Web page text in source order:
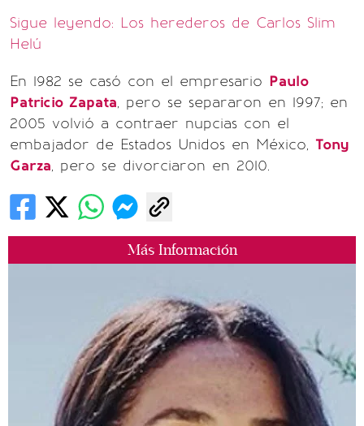
Más Información
Sigue leyendo: Los herederos de Carlos Slim
Helú
En 1982 se casó con el empresario Paulo
Patricio Zapata, pero se separaron en 1997; en
2005 volvió a contraer nupcias con el
embajador de Estados Unidos en México, Tony
Garza, pero se divorciaron en 2010.